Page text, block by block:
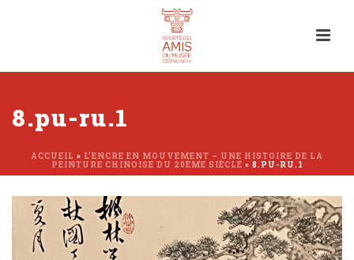
8.pu-ru.1
ACCUEIL » L’ENCRE EN MOUVEMENT – UNE HISTOIRE DE LA
PEINTURE CHINOISE DU 20ÈME SIÈCLE » 8.PU-RU.1